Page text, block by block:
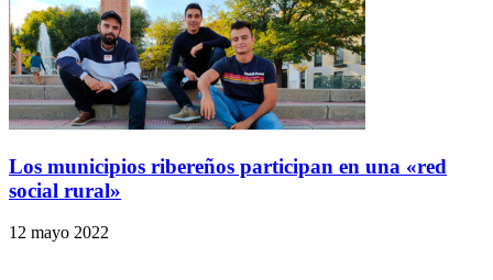
Los municipios ribereños participan en una «red
social rural»
12 mayo 2022